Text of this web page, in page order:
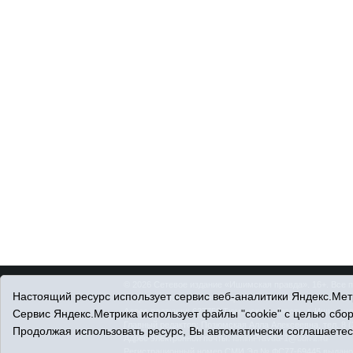
© При использовании материалов ссылка обязательна.
Адрес редакции: 627750 Тюменская область, г. Ишим,
Адрес электронной почты:IshimPravda-1@obl72.ru
Настоящий ресурс использует сервис веб-аналитики
Сервис Яндекс.Метрика использует файлы "cookie" с целью
Продолжая использовать ресурс, Вы автоматически